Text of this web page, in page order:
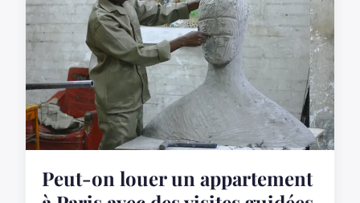
Peut-on louer un appartement